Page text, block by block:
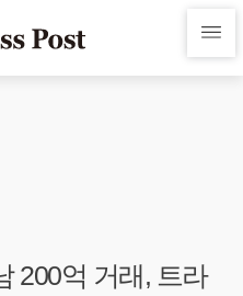
200억 거래, 트라